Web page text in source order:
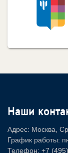
Наши
Адрес: Москва,
График работы:
Телефон: +7